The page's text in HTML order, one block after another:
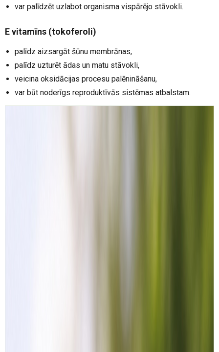
var palīdzēt uzlabot organisma vispārējo stāvokli.
E vitamīns (tokoferoli)
palīdz aizsargāt šūnu membrānas,
palīdz uzturēt ādas un matu stāvokli,
veicina oksidācijas procesu palēnināšanu,
var būt noderīgs reproduktīvās sistēmas atbalstam.